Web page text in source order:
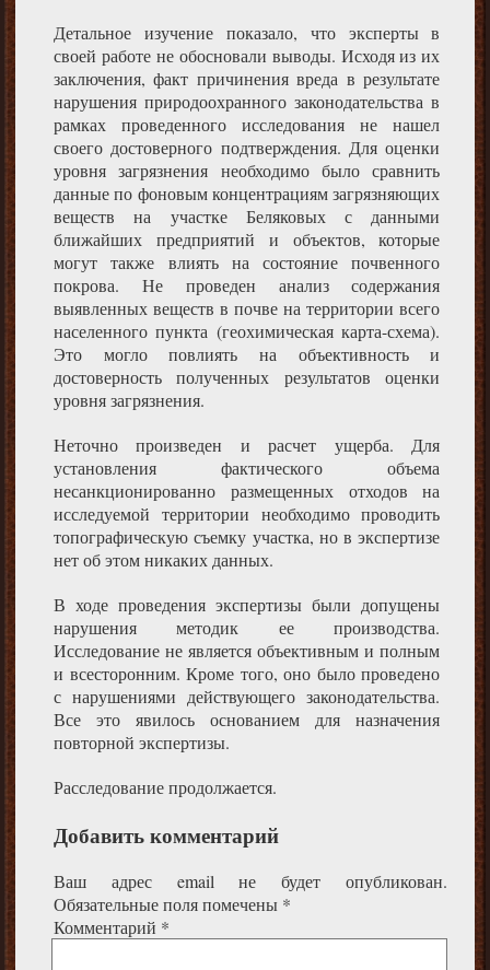
Детальное изучение показало, что эксперты в
своей работе не обосновали выводы. Исходя из их
заключения, факт причинения вреда в результате
нарушения природоохранного законодательства в
рамках проведенного исследования не нашел
своего достоверного подтверждения. Для оценки
уровня загрязнения необходимо было сравнить
данные по фоновым концентрациям загрязняющих
веществ на участке Беляковых с данными
ближайших предприятий и объектов, которые
могут также влиять на состояние почвенного
покрова. Не проведен анализ содержания
выявленных веществ в почве на территории всего
населенного пункта (геохимическая карта-схема).
Это могло повлиять на объективность и
достоверность полученных результатов оценки
уровня загрязнения.
Неточно произведен и расчет ущерба. Для
установления фактического объема
несанкционированно размещенных отходов на
исследуемой территории необходимо проводить
топографическую съемку участка, но в экспертизе
нет об этом никаких данных.
В ходе проведения экспертизы были допущены
нарушения методик ее производства.
Исследование не является объективным и полным
и всесторонним. Кроме того, оно было проведено
с нарушениями действующего законодательства.
Все это явилось основанием для назначения
повторной экспертизы.
Расследование продолжается.
Добавить комментарий
Ваш адрес email не будет опубликован.
Обязательные поля помечены *
Комментарий *